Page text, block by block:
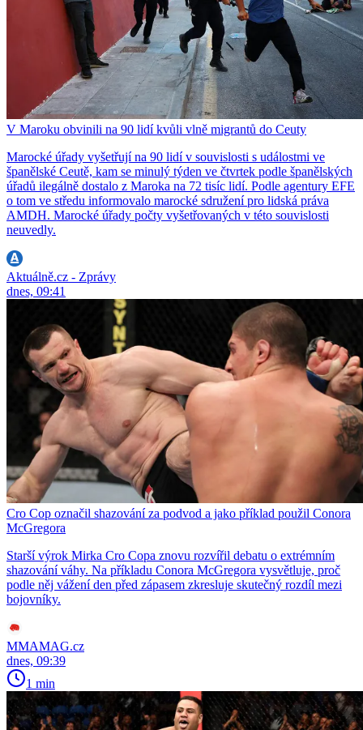
V Maroku obvinili na 90 lidí kvůli vlně migrantů do Ceuty
Marocké úřady vyšetřují na 90 lidí v souvislosti s událostmi ve
španělské Ceutě, kam se minulý týden ve čtvrtek podle španělských
úřadů ilegálně dostalo z Maroka na 72 tisíc lidí. Podle agentury EFE
o tom ve středu informovalo marocké sdružení pro lidská práva
AMDH. Marocké úřady počty vyšetřovaných v této souvislosti
neuvedly.
Aktuálně.cz - Zprávy
dnes, 09:41
Cro Cop označil shazování za podvod a jako příklad použil Conora
McGregora
Starší výrok Mirka Cro Copa znovu rozvířil debatu o extrémním
shazování váhy. Na příkladu Conora McGregora vysvětluje, proč
podle něj vážení den před zápasem zkresluje skutečný rozdíl mezi
bojovníky.
MMAMAG.cz
dnes, 09:39
1 min